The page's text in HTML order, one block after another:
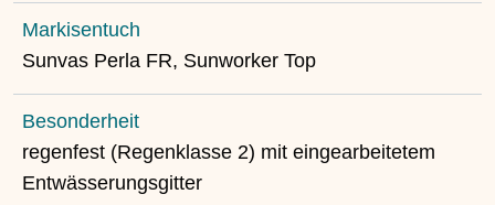
Markisentuch
Sunvas Perla FR, Sunworker Top
Besonderheit
regenfest (Regenklasse 2) mit eingearbeitetem
Entwässerungsgitter